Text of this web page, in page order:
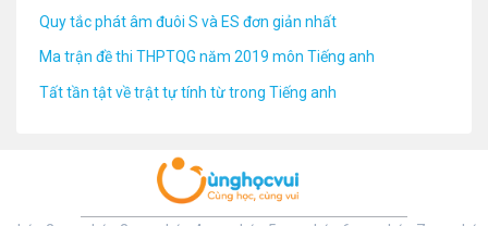
Quy tắc phát âm đuôi S và ES đơn giản nhất
Ma trận đề thi THPTQG năm 2019 môn Tiếng anh
Tất tần tật về trật tự tính từ trong Tiếng anh